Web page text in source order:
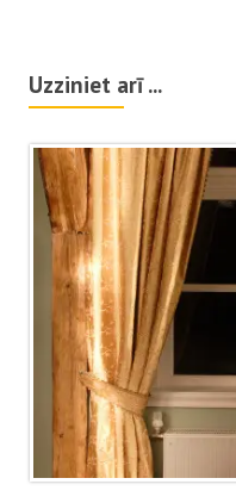
Uzziniet arī ...